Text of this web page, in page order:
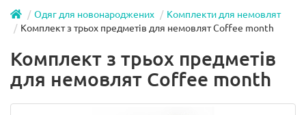
Одяг для новонароджених
Комплекти для немовлят
Комплект з трьох предметів для немовлят Coffee month
Комплект з трьох предметів
для немовлят Coffee month